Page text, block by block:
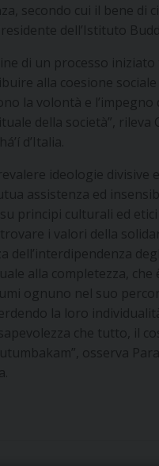
secondo cui il bene di
dell’Istituto
di un processo
alla coesione sociale
la volontà e
della società”, rileva
d’Italia.
ideologie
assistenza ed
principi culturali ed
i valori della
dell’interdipendenza
alla completezza, che
ognuno nel suo
la loro
che tutto, il
osserva